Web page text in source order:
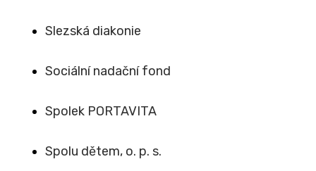
Slezská diakonie
Sociální nadační fond
Spolek PORTAVITA
Spolu dětem, o. p. s.